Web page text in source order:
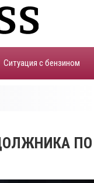
​Ситуация с бензином
ПО